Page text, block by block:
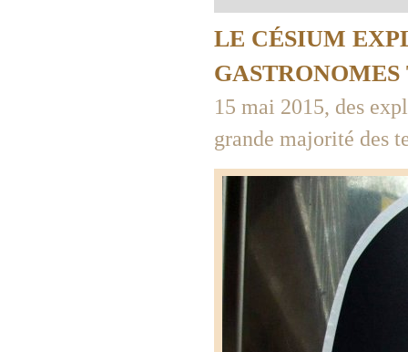
LE CÉSIUM
15 mai 2015, des
grande majorité des